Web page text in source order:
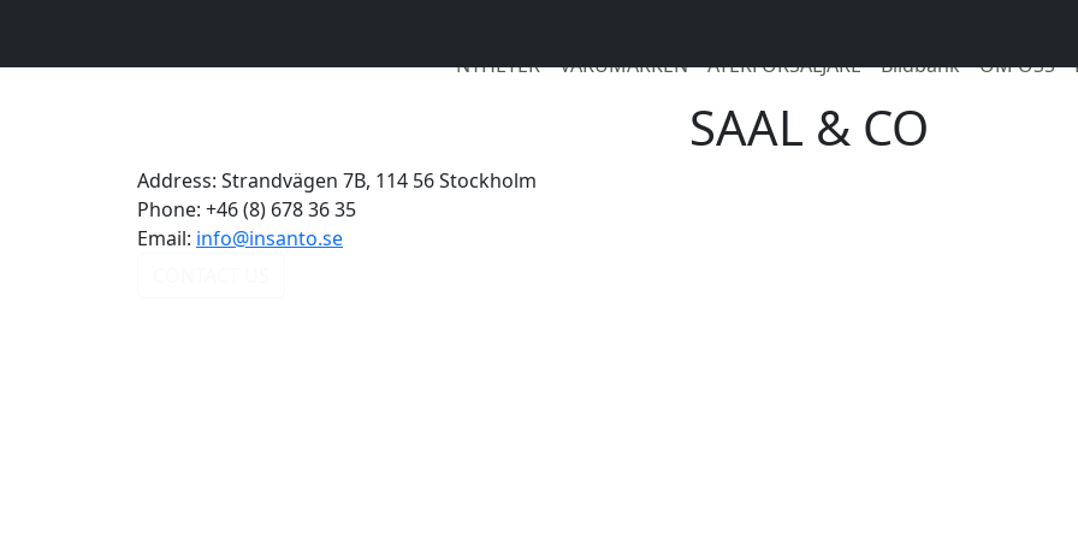
NYHETER
VARUMÄRKEN ÅTERFÖRSÄLJARE Bildbank OM OSS
SAAL & CO
Address: Strandvägen 7B, 114 56 Stockholm
Phone: +46 (8) 678 36 35
Email: info@insanto.se